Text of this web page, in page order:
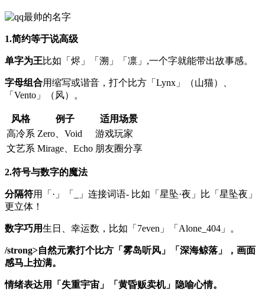
1.简约等于说高级
单字为王比如「烬」「溯」「凛」,一个字就能带出故事感。
字母组合用缩写或谐音，打个比方「Lynx」（山猫）、
「Vento」（风）。
风格 例子
适用场景
高冷系 Zero、Void
游戏玩家
文艺系 Mirage、Echo 朋友圈分享
2.符号与数字的魔法
分隔符用「·」「_」连接词语- 比如「星坠·夜」比「星坠夜」
更立体！
数字巧用生日、幸运数，比如「7even」「Alone_404」。
/strong>自然元素打个比方「雾岛听风」「深海鲸落」，画面
感马上拉满。
情绪表达用「失重宇宙」「黄昏贩卖机」隐喻心情。